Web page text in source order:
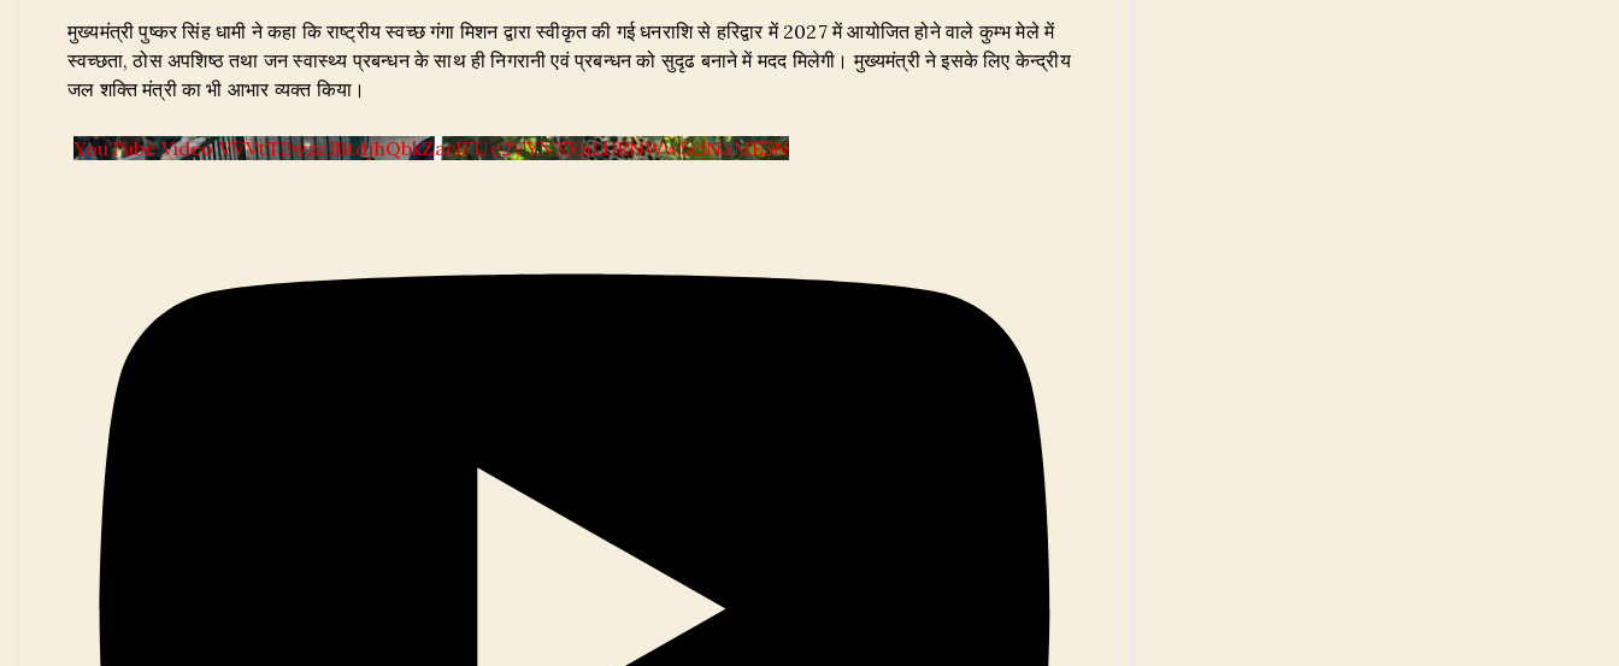
​मुख्यमंत्री पुष्कर सिंह धामी ने कहा कि राष्ट्रीय स्वच्छ गंगा मिशन द्वारा स्वीकृत की गई धनराशि से हरिद्वार में 2027 में आयोजित होने वाले कुम्भ मेले में
स्वच्छता, ठोस अपशिष्ठ तथा जन स्वास्थ्य प्रबन्धन के साथ ही निगरानी एवं प्रबन्धन को सुदृढ बनाने में मदद मिलेगी। मुख्यमंत्री ने इसके लिए केन्द्रीय
जल शक्ति मंत्री का भी आभार व्यक्त किया।
YouTube Video VVVtT2wzclBtdjhQbkZaclFUc2VYNXVnLlJRNWw5clNaME5N